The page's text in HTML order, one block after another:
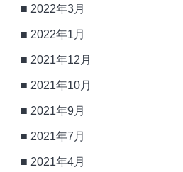
2022年3月
2022年1月
2021年12月
2021年10月
2021年9月
2021年7月
2021年4月